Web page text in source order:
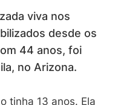
viva nos
desde os
44 anos, foi
no Arizona.
tinha 13 anos. Ela